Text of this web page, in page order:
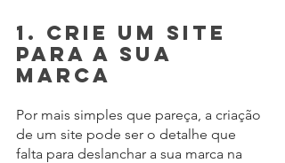
1. Crie um site
para a sua
marca
Por mais simples que pareça, a criação
de um site pode ser o detalhe que
falta para deslanchar a sua marca na